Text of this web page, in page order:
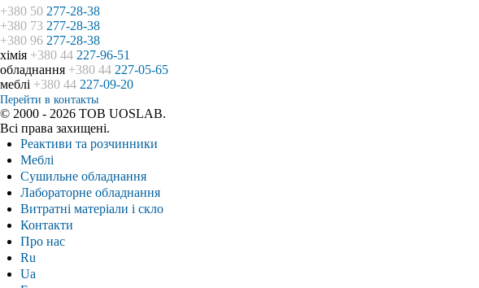
+380 50 277-28-38
+380 73 277-28-38
+380 96 277-28-38
хімія +380 44 227-96-51
обладнання +380 44 227-05-65
меблі +380 44 227-09-20
Перейти в контакты
© 2000 - 2026 ТОВ UOSLAB.
Всі права захищені.
Реактиви та розчинники
Меблі
Сушильне обладнання
Лабораторне обладнання
Витратні матеріали і скло
Контакти
Про нас
Ru
Ua